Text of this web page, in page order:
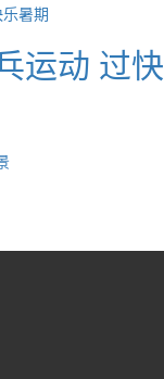
运动 过快